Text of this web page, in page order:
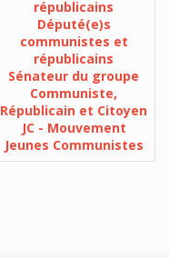
républicains
Député(e)s
communistes et
républicains
Sénateur du groupe
Communiste,
Républicain et Citoyen
JC - Mouvement
Jeunes Communistes